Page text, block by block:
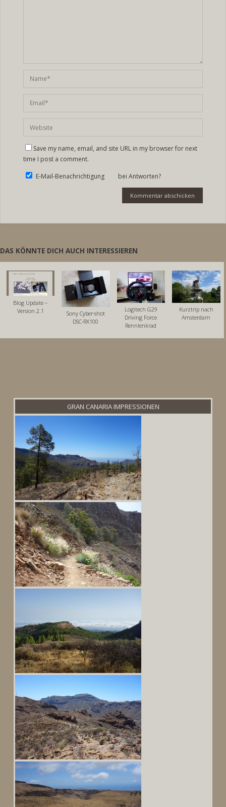
Save my name, email, and site URL in my browser for next
time I post a comment.
E-Mail-Benachrichtigung bei Antworten?
DAS KÖNNTE DICH AUCH INTERESSIEREN
Blog Update –
Version 2.1
Sony Cyber-shot
DSC-RX100
Logitech G29
Driving Force
Rennlenkrad
Kurztrip nach
Amsterdam
GRAN CANARIA IMPRESSIONEN